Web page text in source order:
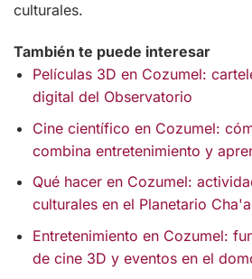
culturales.
También te puede interesar
Películas 3D en Cozumel:
digital del Observatorio
Cine científico en Cozumel:
combina entretenimiento y
Qué hacer en Cozumel:
culturales en el Planetario
Entretenimiento en Cozumel:
de cine 3D y eventos en el